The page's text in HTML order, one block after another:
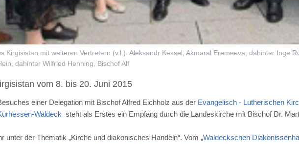
Kirgisistan mit weiteren Vertretern (v.l.): Aleksandr Keksel, Akmaral Eremeeva, dahinter Inge
dahinter Wilfried Henning, Bischof Alf
vom 8. bis 20. Juni 2015
einer Delegation mit Bischof Alfred Eichholz aus der Evangelisch - Lutherischen
Waldeck steht als Erstes ein Empfang durch die Landeskirche mit Bischof Dr.
unter der Thematik „Kirche und diakonisches Handeln“. Vom „Waldeckschen